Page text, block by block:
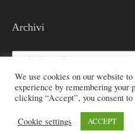
Archivi
Archivi
© 2026 All rights
We use cookies on our website
experience by remembering your
clicking “Accept”, you consent
Cookie settings ACCEPT